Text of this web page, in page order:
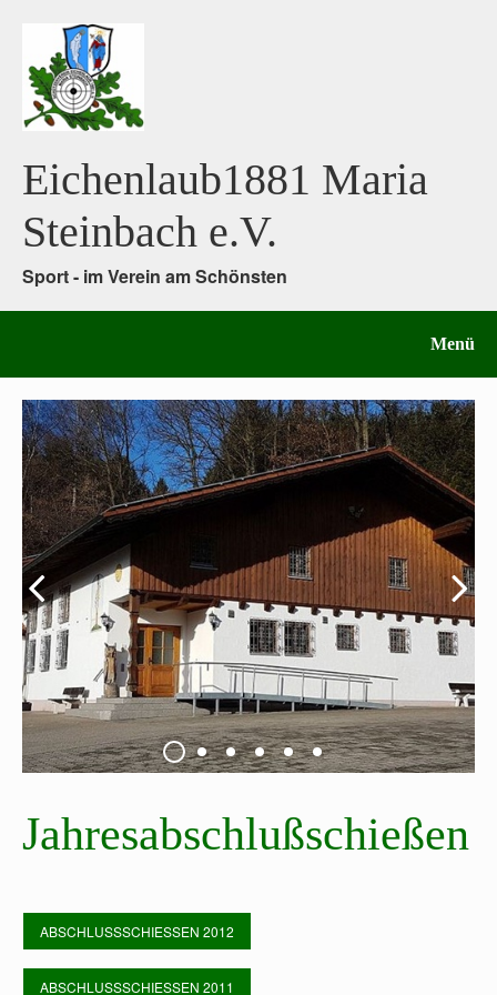
Eichenlaub1881 Maria
Steinbach e.V.
Sport - im Verein am Schönsten
Menü
Jahresabschlußschießen
ABSCHLUSSSCHIESSEN 2012
ABSCHLUSSSCHIESSEN 2011